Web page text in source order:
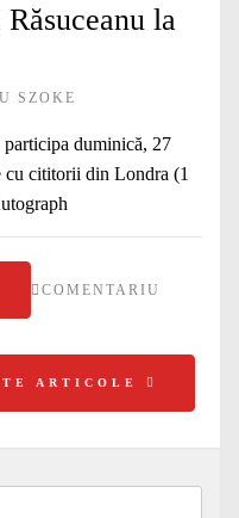
la
SZOKE
participa duminică, 27
cu cititorii din Londra (1
COMENTARIU
ARTICOLE